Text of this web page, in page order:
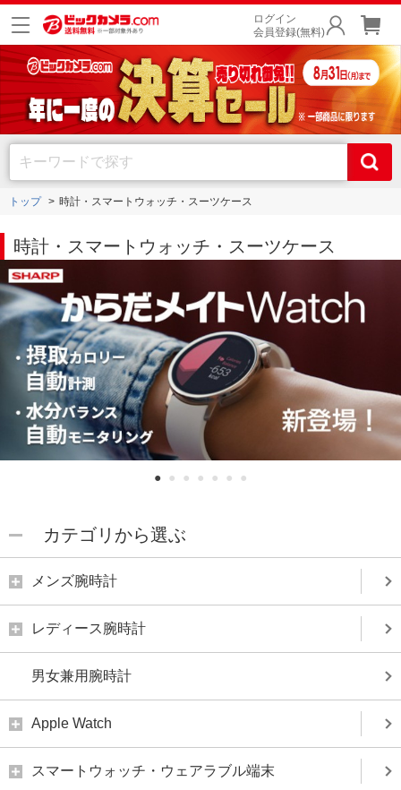
ログイン
会員登録(無料)
トップ 時計・スマートウォッチ・スーツケース
時計・スマートウォッチ・スーツケース
カテゴリから選ぶ
メンズ腕時計
レディース腕時計
男女兼用腕時計
Apple Watch
スマートウォッチ・ウェアラブル端末